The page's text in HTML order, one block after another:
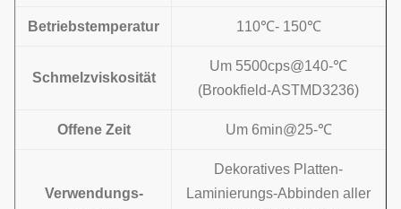
Betriebstemperatur 110℃- 150℃
Schmelzviskosität
Um 5500cps@140-℃
(Brookfield-ASTMD3236)
Offene Zeit Um 6min@25-℃
Verwendungs-
Dekoratives Platten-
Laminierungs-Abbinden aller